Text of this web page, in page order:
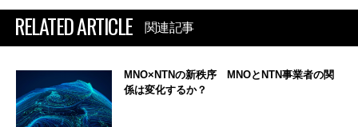
RELATED ARTICLE 関連記事
MNO×NTNの新秩序 MNOとNTN事業者の関
係は変化するか？